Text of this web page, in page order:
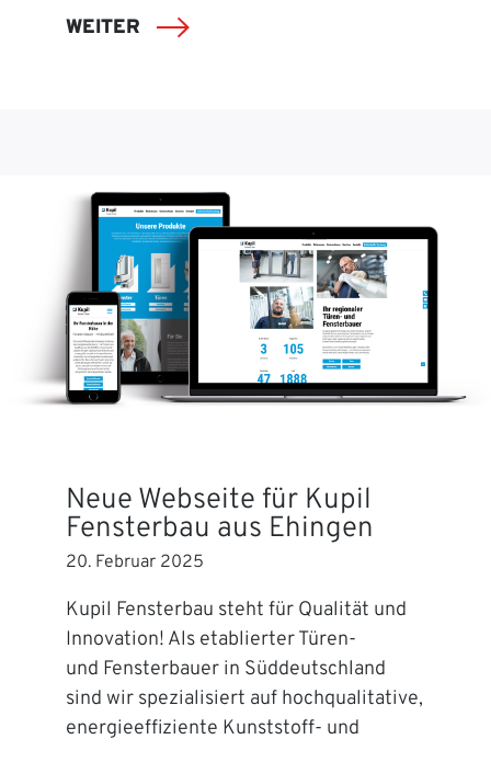
WEITER
Neue Webseite für Kupil
Fensterbau aus Ehingen
20. Februar 2025
Kupil Fensterbau steht für Qualität und
Innovation! Als etablierter Türen-
und Fensterbauer in Süddeutschland
sind wir spezialisiert auf hochqualitative,
energieeffiziente Kunststoff- und